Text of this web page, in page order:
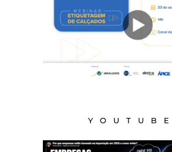
YOUTUBE